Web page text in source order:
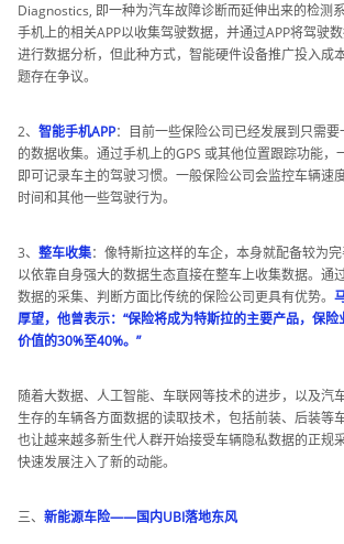
Diagnostics, 即一种为汽车故障诊断而延伸出来的检测
手机上的相关APP以收集驾驶数据，并通过APP将驾驶
进行数据分析，但此种方式，智能硬件设备推广投入成
题存在争议。
2、 智能手机APP：目前一些保险公司已经发展到只需
的数据收集。通过手机上的GPS 或其他位置跟踪功能，
即可记录车主的驾驶习惯。一般保险公司会监控车辆速
时间和其他一些驾驶行为。
3、 整车收集：像特斯拉这样的车企，本身就配备较为
以依靠自身强大的数据生态直接在整车上收集数据。通
数据的采集、判断方面比传统的保险公司更具有优势。
厚望，他曾表示：“保险将成为特斯拉的主要产品，保
价值的30%至40%。”
随着大数据、人工智能、车联网等技术的进步，以及汽
生存的车辆各方面数据的读取技术，包括前装、后装等
也让越来越多新生代人群开始接受车辆隐私数据的正规
快速发展注入了新的动能。
三、 新能源车险——国内UBI落地东风